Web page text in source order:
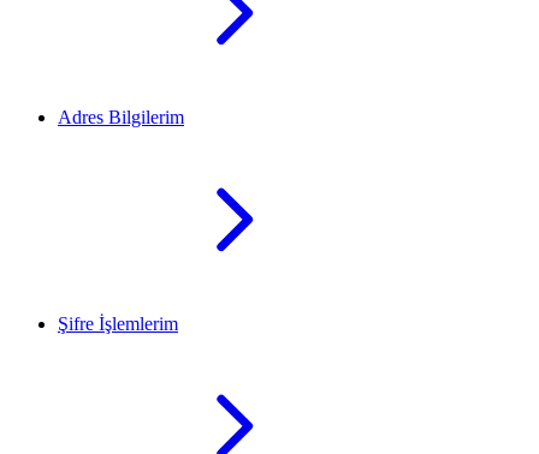
Adres Bilgilerim
Şifre İşlemlerim